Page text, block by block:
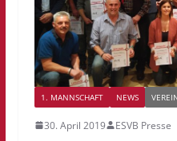
1. MANNSCHAFT NEWS
30. April 2019 ESVB Presse